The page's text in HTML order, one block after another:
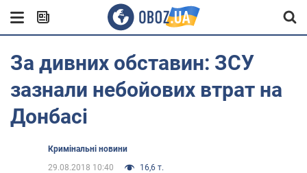
За дивних обставин: ЗСУ
зазнали небойових втрат на
Донбасі
Кримінальні новини
29.08.2018 10:40
16,6 т.